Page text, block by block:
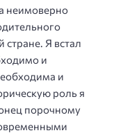
неимоверно
Я встал
и
и
роль я
порочному